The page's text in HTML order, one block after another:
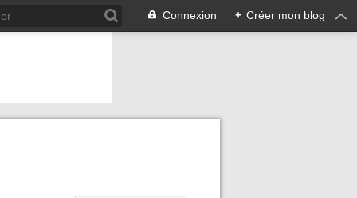
Connexion + Créer mon blog